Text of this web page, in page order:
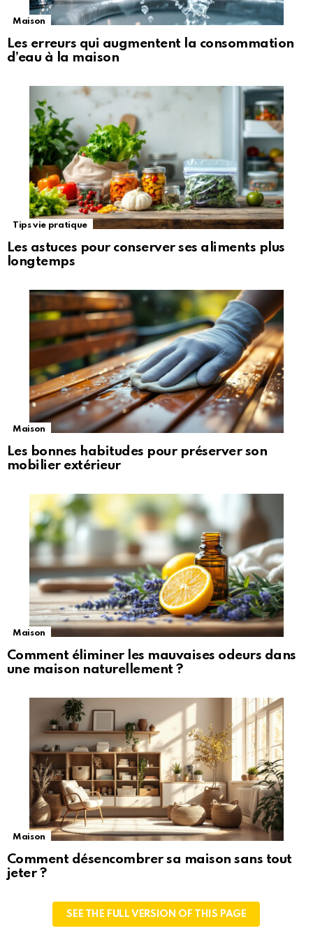
Maison
Les erreurs qui augmentent la consommation
d’eau à la maison
Tips vie pratique
Les astuces pour conserver ses aliments plus
longtemps
Maison
Les bonnes habitudes pour préserver son
mobilier extérieur
Maison
Comment éliminer les mauvaises odeurs dans
une maison naturellement ?
Maison
Comment désencombrer sa maison sans tout
jeter ?
SEE THE FULL VERSION OF THIS PAGE